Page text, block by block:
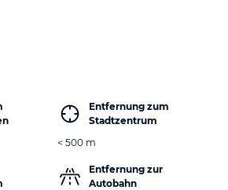
Entfernung zum
Stadtzentrum
< 500 m
Entfernung zur
Autobahn